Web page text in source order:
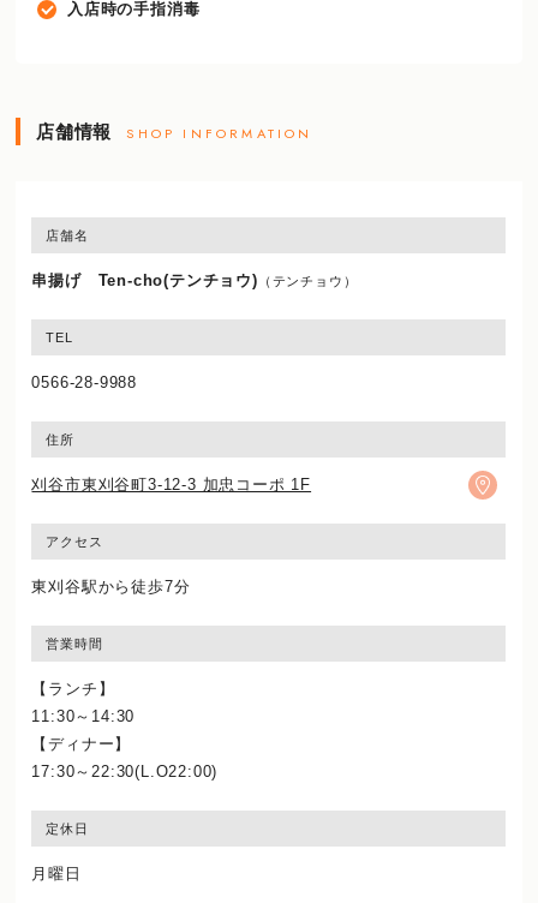
入店時の手指消毒
店舗情報 SHOP INFORMATION
店舗名
串揚げ Ten-cho(テンチョウ) （テンチョウ）
TEL
0566-28-9988
住所
刈谷市東刈谷町3-12-3 加忠コーポ 1F
アクセス
東刈谷駅から徒歩7分
営業時間
【ランチ】
11:30～14:30
【ディナー】
17:30～22:30(L.O22:00)
定休日
月曜日